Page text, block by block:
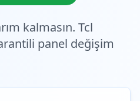
kalmasın. Tcl
panel değişim